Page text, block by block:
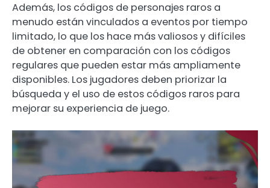
Además, los códigos de personajes raros a
menudo están vinculados a eventos por tiempo
limitado, lo que los hace más valiosos y difíciles
de obtener en comparación con los códigos
regulares que pueden estar más ampliamente
disponibles. Los jugadores deben priorizar la
búsqueda y el uso de estos códigos raros para
mejorar su experiencia de juego.